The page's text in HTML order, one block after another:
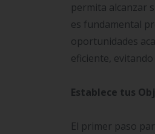
permita alcanzar
es fundamental
oportunidades
eficiente,
Establece tus
El primer paso